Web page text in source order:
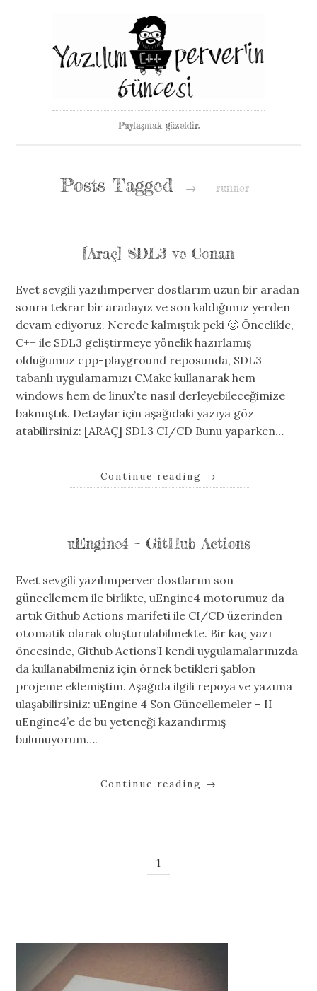
Paylaşmak güzeldir.
Posts Tagged → runner
[Araç] SDL3 ve Conan
Evet sevgili yazılımperver dostlarım uzun bir aradan
sonra tekrar bir aradayız ve son kaldığımız yerden
devam ediyoruz. Nerede kalmıştık peki 🙂 Öncelikle,
C++ ile SDL3 geliştirmeye yönelik hazırlamış
olduğumuz cpp-playground reposunda, SDL3
tabanlı uygulamamızı CMake kullanarak hem
windows hem de linux’te nasıl derleyebileceğimize
bakmıştık. Detaylar için aşağıdaki yazıya göz
atabilirsiniz: [ARAÇ] SDL3 CI/CD Bunu yaparken…
Continue reading →
uEngine4 – GitHub Actions
Evet sevgili yazılımperver dostlarım son
güncellemem ile birlikte, uEngine4 motorumuz da
artık Github Actions marifeti ile CI/CD üzerinden
otomatik olarak oluşturulabilmekte. Bir kaç yazı
öncesinde, Github Actions’I kendi uygulamalarınızda
da kullanabilmeniz için örnek betikleri şablon
projeme eklemiştim. Aşağıda ilgili repoya ve yazıma
ulaşabilirsiniz: uEngine 4 Son Güncellemeler – II
uEngine4’e de bu yeteneği kazandırmış
bulunuyorum….
Continue reading →
1